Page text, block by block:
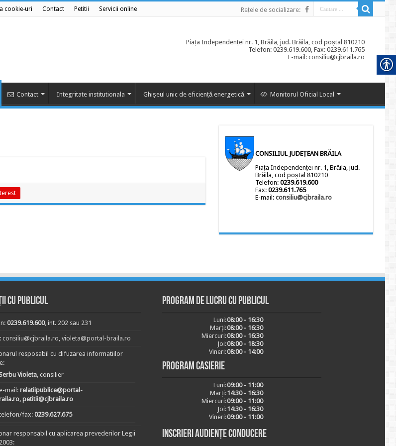
cookie-uri Contact Petitii Servicii online Rețele de socializare:
Piața Independenței nr. 1, Brăila, jud. Brăila, cod poștal 810210
Telefon: 0239.619.600, Fax: 0239.611.765
E-mail: consiliu@cjbraila.ro
Contact Integritate institutionala Ghișeul unic de eficiență energetică Monitorul Oficial Local
CONSILIUL JUDEȚEAN BRĂILA
Piața Independenței nr. 1, Brăila, jud.
Brăila, cod poștal 810210
Telefon: 0239.619.600
Fax: 0239.611.765
E-mail: consiliu@cjbraila.ro
cu publicul
0239.619.600, int. 202 sau 231
consiliu@cjbraila.ro, violeta@portal-braila.ro
resposabil cu difuzarea informatiilor
Violeta, consilier
mail:relatiipublice@portal-
petitii@cjbraila.ro
fax: 0239.627.675
responsabil cu aplicarea prevederilor Legii
Program de lucru cu publicul
Luni:08:00 - 16:30
Marți:08:00 - 16:30
Miercuri:08:00 - 16:30
Joi:08:00 - 18:30
Vineri:08:00 - 14:00
Program casierie
Luni:09:00 - 11:00
Marți:14:30 - 16:30
Miercuri:09:00 - 11:00
Joi:14:30 - 16:30
Vineri:09:00 - 11:00
Inscrieri audiențe conducere